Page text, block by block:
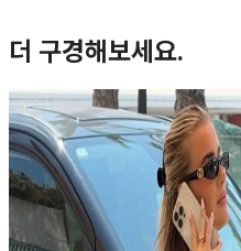
더 구경해보세요.